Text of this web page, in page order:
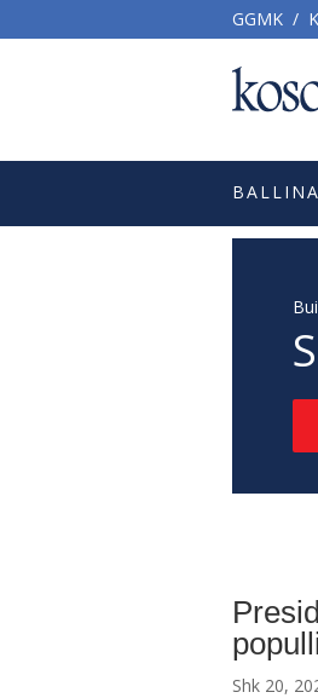
GGMK /
BALLINA
Shk 20,